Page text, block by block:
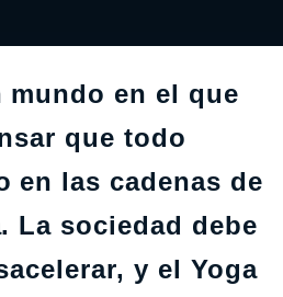
mundo en el que
que todo
en las cadenas de
La sociedad debe
y el Yoga